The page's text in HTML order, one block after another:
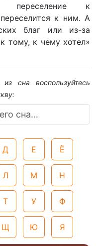
переселение к
к ним. А
благ или из-за
тому, к чему хотел»
сна воспользуйтесь
Д Е Ё
Л М Н
Т У Ф
Щ Ю Я